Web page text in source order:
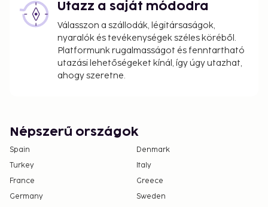
Utazz a saját módodra
Válasszon a szállodák, légitársaságok,
nyaralók és tevékenységek széles köréből.
Platformunk rugalmasságot és fenntartható
utazási lehetőségeket kínál, így úgy utazhat,
ahogy szeretne.
Népszerű országok
Spain
Denmark
Turkey
Italy
France
Greece
Germany
Sweden